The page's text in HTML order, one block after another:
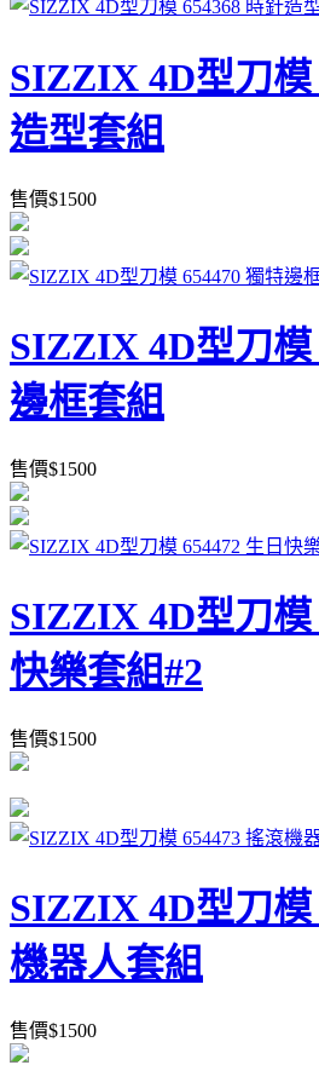
SIZZIX 4D型刀模
造型套組
售價$1500
SIZZIX 4D型刀模
邊框套組
售價$1500
SIZZIX 4D型刀模
快樂套組#2
售價$1500
SIZZIX 4D型刀模
機器人套組
售價$1500